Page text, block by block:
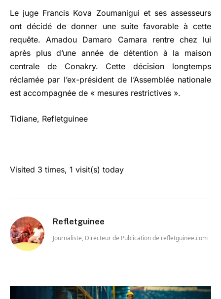
Le juge Francis Kova Zoumanigui et ses assesseurs
ont décidé de donner une suite favorable à cette
requête. Amadou Damaro Camara rentre chez lui
après plus d’une année de détention à la maison
centrale de Conakry. Cette décision longtemps
réclamée par l’ex-président de l’Assemblée nationale
est accompagnée de « mesures restrictives ».
Tidiane, Refletguinee
Visited 3 times, 1 visit(s) today
Refletguinee
Journaliste, Directeur de Publication de refletguinee.com